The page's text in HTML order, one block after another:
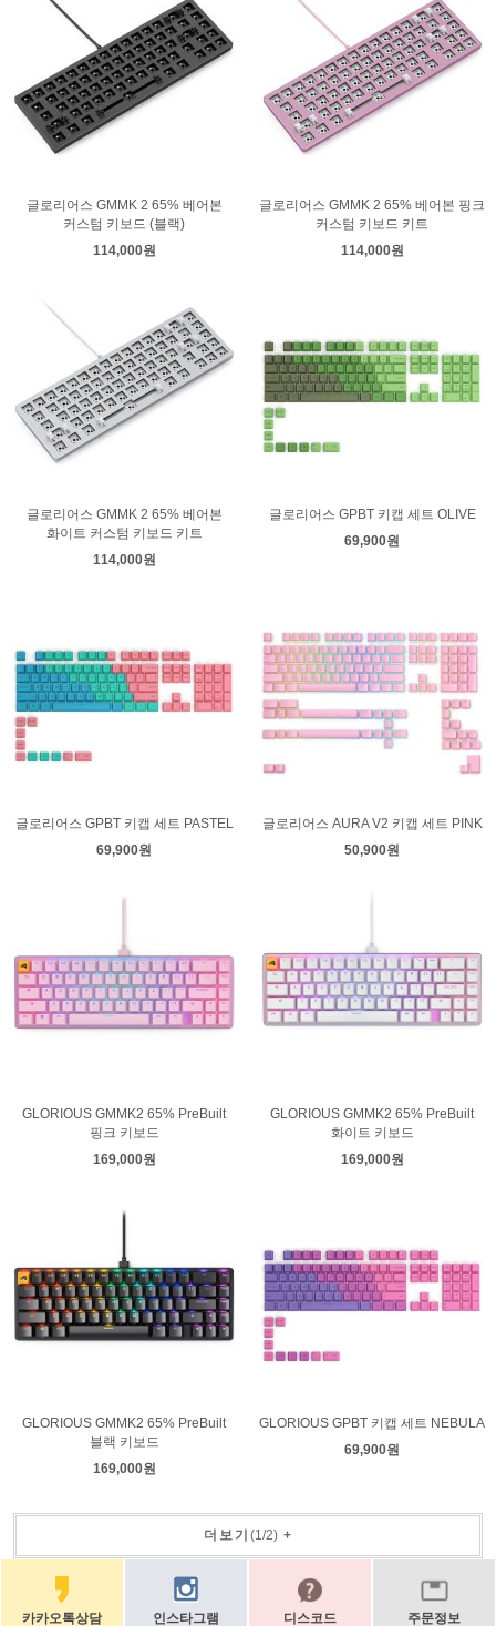
글로리어스 GMMK 2 65% 베어본
커스텀 키보드 (블랙)
114,000원
글로리어스 GMMK 2 65% 베어본 핑크
커스텀 키보드 키트
114,000원
글로리어스 GMMK 2 65% 베어본
화이트 커스텀 키보드 키트
114,000원
글로리어스 GPBT 키캡 세트 OLIVE
69,900원
글로리어스 GPBT 키캡 세트 PASTEL
69,900원
글로리어스 AURA V2 키캡 세트 PINK
50,900원
GLORIOUS GMMK2 65% PreBuilt
핑크 키보드
169,000원
GLORIOUS GMMK2 65% PreBuilt
화이트 키보드
169,000원
GLORIOUS GMMK2 65% PreBuilt
블랙 키보드
169,000원
GLORIOUS GPBT 키캡 세트 NEBULA
69,900원
더보기 (1/2)+
카카오톡상담 인스타그램 디스코드 주문정보